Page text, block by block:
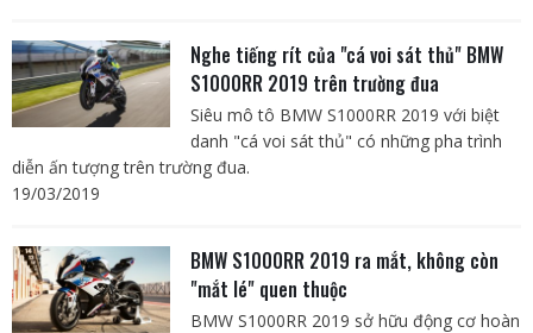
Nghe tiếng rít của "cá voi sát thủ" BMW
S1000RR 2019 trên trường đua
Siêu mô tô BMW S1000RR 2019 với biệt
danh "cá voi sát thủ" có những pha trình
diễn ấn tượng trên trường đua.
19/03/2019
BMW S1000RR 2019 ra mắt, không còn
"mắt lé" quen thuộc
BMW S1000RR 2019 sở hữu động cơ hoàn